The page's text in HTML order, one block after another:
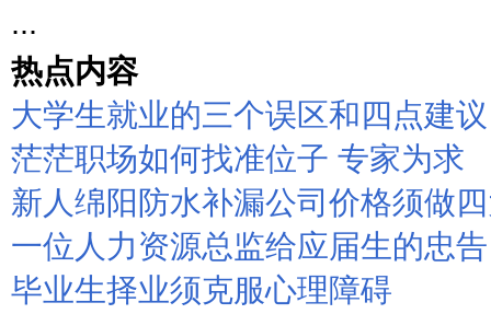
...
热点内容
大学生就业的三个误区和四点建议
茫茫职场如何找准位子 专家为求
新人绵阳防水补漏公司价格须做
一位人力资源总监给应届生的忠告
毕业生择业须克服心理障碍